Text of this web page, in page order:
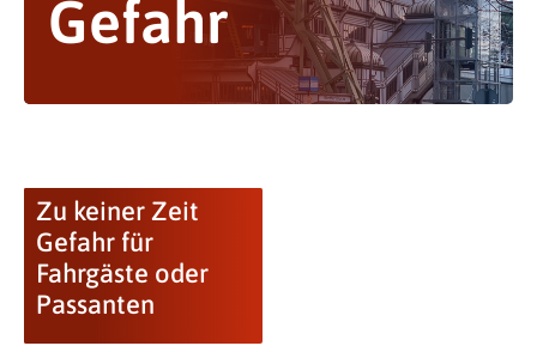
Gefahr
Zu keiner Zeit
Gefahr für
Fahrgäste oder
Passanten